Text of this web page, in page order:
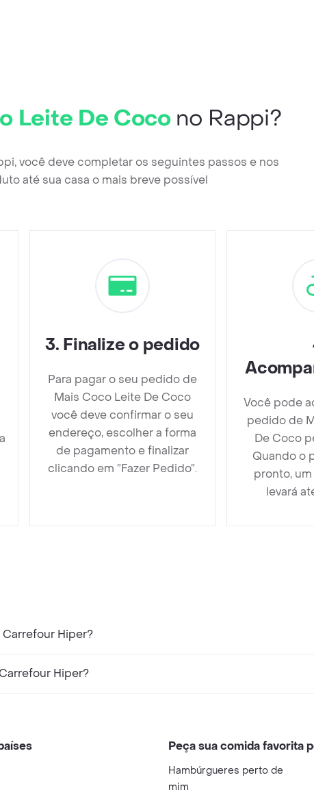
Leite De Cocono Rappi?
você deve completar os seguintes passos e nos
até sua casa o mais breve possível
3. Finalize o pedido
Para pagar o seu pedido de
Mais Coco Leite De Coco
você deve confirmar o seu
endereço, escolher a forma
de pagamento e finalizar
clicando em ”Fazer Pedido”.
Você pode
pedido de
De Coco
Quando o
pronto,
levará
Hiper?
Hiper?
Peça sua comida favorita
Hambúrgueres perto de
mim